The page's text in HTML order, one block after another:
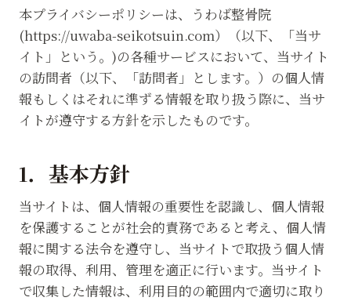
本プライバシーポリシーは、うわば整骨院
(https://uwaba-seikotsuin.com）（以下、「当サ
イト」という。)の各種サービスにおいて、当サイト
の訪問者（以下、「訪問者」とします。）の個人情
報もしくはそれに準ずる情報を取り扱う際に、当サ
イトが遵守する方針を示したものです。
1．基本方針
当サイトは、個人情報の重要性を認識し、個人情報
を保護することが社会的責務であると考え、個人情
報に関する法令を遵守し、当サイトで取扱う個人情
報の取得、利用、管理を適正に行います。当サイト
で収集した情報は、利用目的の範囲内で適切に取り